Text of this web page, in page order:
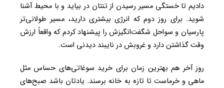
دادیم تا خستگی مسیر رسیدن از تنتان در بیاید و با محیط آشنا
شوید. برای روز دوم که انرژی بیشتری دارید، مسیر طولانی‌تر
پارسیان و سواحل شگفت‌انگیزش را پیشنهاد کردم که واقعاً ارزش
وقت گذاشتن دارد و غروبش در نایبند دیدنی است.
روز آخر هم بهترین زمان برای خرید سوغاتی‌های حساس مثل
ماهی و خرماست تا تازه به خانه برسند. یادتان باشد صبح‌های